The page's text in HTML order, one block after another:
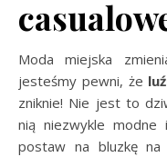
Moda miejska
jesteśmy pewni, że
zniknie! Nie jest to
nią niezwykle modne
postaw na bluzkę na